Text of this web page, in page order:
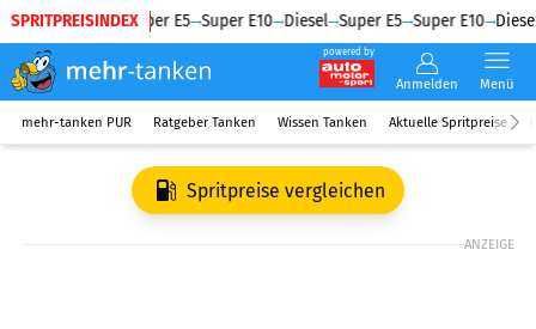
SPRITPREISINDEX
Diesel Super E5 Super E10 Diesel Super E5 Super E10 Diesel
powered by
Anmelden Menü
mehr-tanken PUR Ratgeber Tanken Wissen Tanken Aktuelle Spritpreise
Spritpreise vergleichen
ANZEIGE